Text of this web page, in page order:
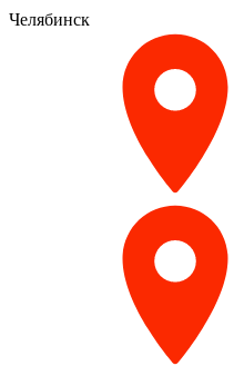
Челябинск